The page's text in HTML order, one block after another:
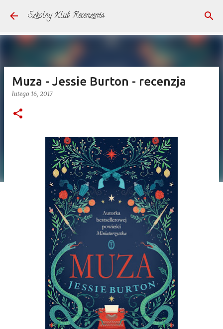
Przejdź do głównej zawartości
Szkolny Klub Recenzenta
Muza - Jessie Burton - recenzja
lutego 16, 2017